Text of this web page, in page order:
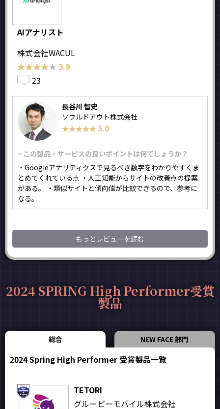
AIアナリスト
株式会社WACUL
★★★★★
★★★★★ 3.9
23
長谷川 智史
ソウルドアウト株式会社
★★★★★
★★★★★ 5.0
− この製品・サービスの良いポイントは何でしょうか？
・Googleアナリティクスで見るべき数字をわかりやすくま
とめてくれている点 ・人工知能からサイトの改善点の提案
がある。 ・類似サイトと傾向値が比較できるので、参考に
なる。
もっとレビューを読む
2024 SPRING High Performer受賞
製品
総合 NEW FACE 部門
2024 Spring High Performer 受賞製品一覧
TETORI
グルービーモバイル株式会社